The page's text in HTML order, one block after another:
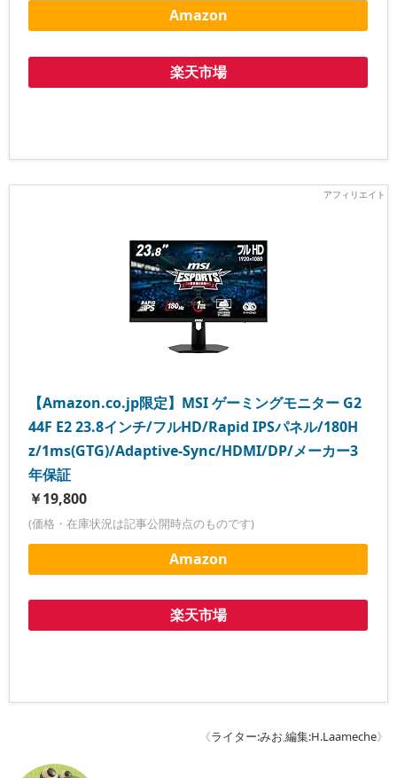
Amazon
楽天市場
【Amazon.co.jp限定】MSI ゲーミングモニター G2
44F E2 23.8インチ/フルHD/Rapid IPSパネル/180H
z/1ms(GTG)/Adaptive-Sync/HDMI/DP/メーカー3
年保証
￥19,800
(価格・在庫状況は記事公開時点のものです)
Amazon
楽天市場
《ライター:みお,編集:H.Laameche》